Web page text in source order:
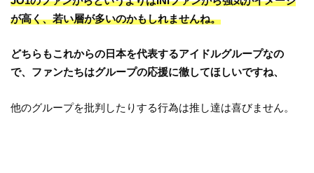
が高く、若い層が多いのかもしれませんね。
どちらもこれからの日本を代表するアイドルグループなの
で、ファンたちはグループの応援に徹してほしいですね、
他のグループを批判したりする行為は推し達は喜びません。